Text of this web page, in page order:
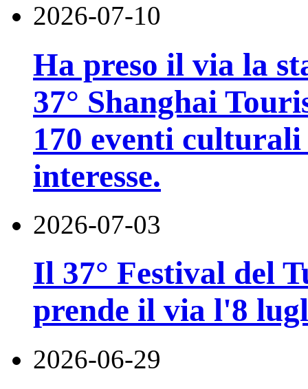
2026-07-10
Ha preso il via la
37° Shanghai
170 eventi
interesse.
2026-07-03
Il 37° Festival del
prende il via l'8
2026-06-29